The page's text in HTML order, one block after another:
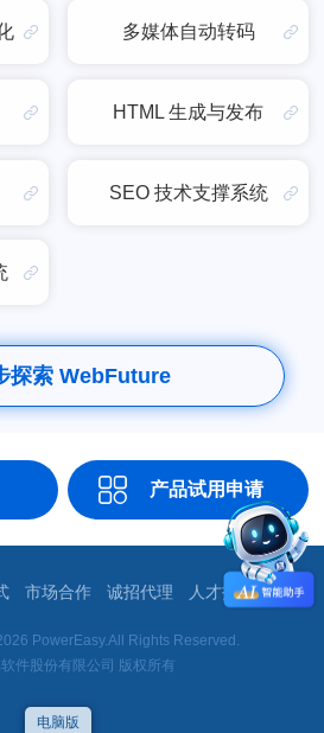
多媒体自动转码
HTML 生成与发布
SEO 技术支撑系统
探索 WebFuture
产品试用申请
市场合作 诚招代理 人才招聘
PowerEasy.All Rights Reserved.
件股份有限公司 版权所有
电脑版